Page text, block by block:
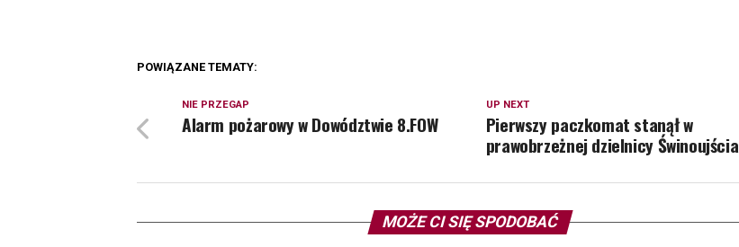
POWIĄZANE TEMATY:
UP NEXT
Pierwszy paczkomat stanął w
prawobrzeżnej dzielnicy Świnoujścia
NIE PRZEGAP
Alarm pożarowy w Dowództwie 8.FOW
MOŻE CI SIĘ SPODOBAĆ